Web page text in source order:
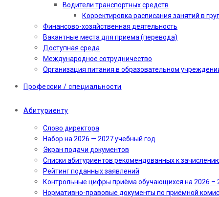
Водители транспортных средств
Корректировка расписания занятий в
Финансово-хозяйственная деятельность
Вакантные места для приема (перевода)
Доступная среда
Международное сотрудничество
Организация питания в образовательном
Профессии / специальности
Абитуриенту
Слово директора
Набор на 2026 — 2027 учебный год
Экран подачи документов
Cписки абитуриентов рекомендованных к
Рейтинг поданных заявлений
Контрольные цифры приёма обучающихся на 2026 –
Нормативно-правовые документы по приёмной